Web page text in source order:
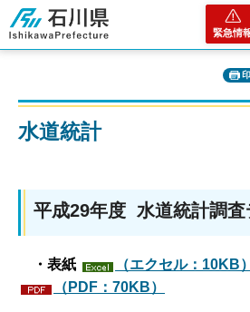
石川県
緊急情
水道統計
平成29年度 水道統計調査
・表紙
（エクセル：10KB）
（PDF：70KB）